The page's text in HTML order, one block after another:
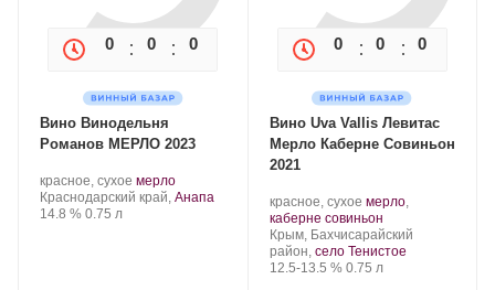
0 0 0
Вино Винодельня
Романов МЕРЛО 2023
Производитель:
В2Р
–
красное, сухое .
Сорт
мерло.
Регион:
Краснодарский край, Анапа
Крепость
14.8 %. Объем
0.75 л
0 0 0
Вино Uva Vallis Левитас
Мерло Каберне Совиньон
2021
Производитель:
Uva
Vallis.
красное, сухое .
Сорт
винограда:
мерло,
каберне совиньон.
Регион:
Крым, Бахчисарайский
район, село Тенистое
Крепость
12.5-13.5 %. Объем
0.75 л